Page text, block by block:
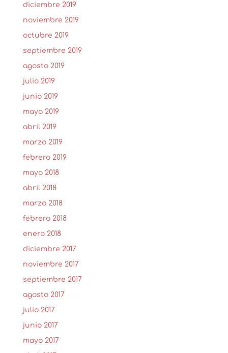
diciembre 2019
noviembre 2019
octubre 2019
septiembre 2019
agosto 2019
julio 2019
junio 2019
mayo 2019
abril 2019
marzo 2019
febrero 2019
mayo 2018
abril 2018
marzo 2018
febrero 2018
enero 2018
diciembre 2017
noviembre 2017
septiembre 2017
agosto 2017
julio 2017
junio 2017
mayo 2017